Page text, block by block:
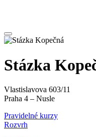
Stázka
Vlastislavova 603/11
Praha 4 – Nusle
Pravidelné kurzy
Rozvrh